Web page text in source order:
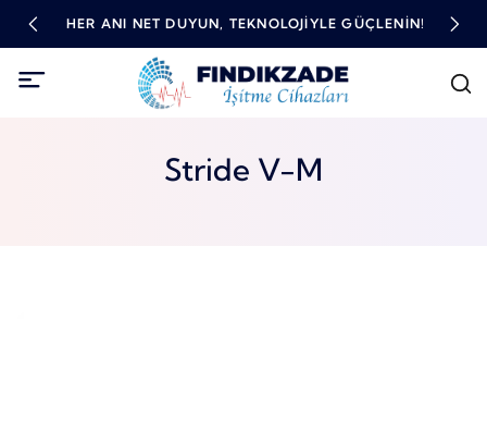
HER ANI NET DUYUN, TEKNOLOJIYLE GÜÇLENIN!
Stride V-M